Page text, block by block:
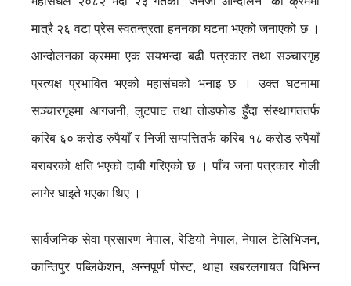
मात्रै २६ वटा प्रेस स्वतन्त्रता हननका घटना भएको जनाएको छ ।
आन्दोलनका क्रममा एक सयभन्दा बढी पत्रकार तथा सञ्चारगृह
प्रत्यक्ष प्रभावित भएको महासंघको भनाइ छ । उक्त घटनामा
सञ्चारगृहमा आगजनी, लुटपाट तथा तोडफोड हुँदा संस्थागततर्फ
करिब ६० करोड रुपैयाँ र निजी सम्पत्तितर्फ करिब १८ करोड रुपैयाँ
बराबरको क्षति भएको दाबी गरिएको छ । पाँच जना पत्रकार गोली
लागेर घाइते भएका थिए ।
सार्वजनिक सेवा प्रसारण नेपाल, रेडियो नेपाल, नेपाल टेलिभिजन,
कान्तिपुर पब्लिकेशन, अन्नपूर्ण पोस्ट, थाहा खबरलगायत विभिन्न